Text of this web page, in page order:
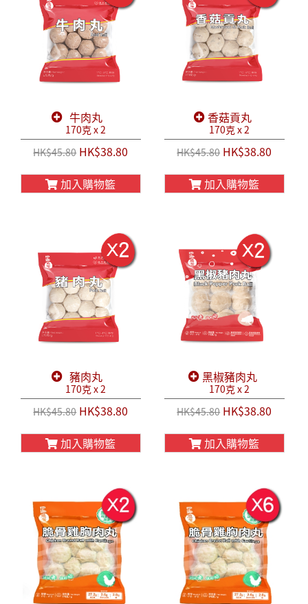
牛肉丸
170克 x 2
HK$45.80HK$38.80
加入購物籃
香菇貢丸
170克 x 2
HK$45.80HK$38.80
加入購物籃
豬肉丸
170克 x 2
HK$45.80HK$38.80
加入購物籃
黑椒豬肉丸
170克 x 2
HK$45.80HK$38.80
加入購物籃